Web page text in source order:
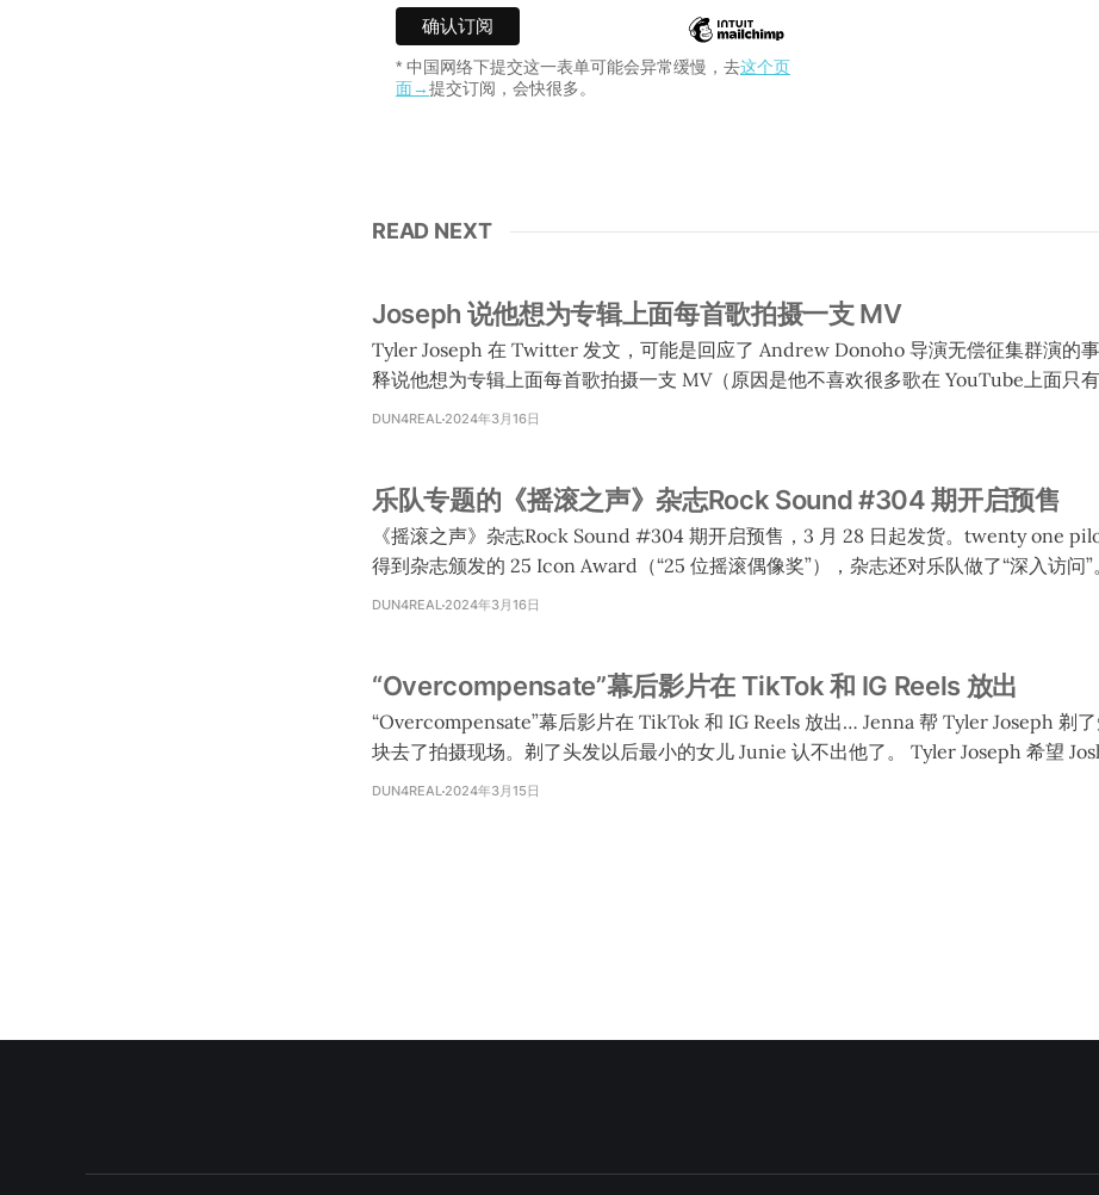
* 中国网络下提交这一表单可能会异常缓慢，去这个页
面→提交订阅，会快很多。
READ NEXT
Joseph 说他想为专辑上面每首歌拍摄一支 MV
Tyler Joseph 在 Twitter 发文，可能是回应了 Andrew Donoho 导演无偿征集群演的
释说他想为专辑上面每首歌拍摄一支 MV（原因是他不喜欢很多歌在 YouTube上面只
visualizer），当中一些 MV 会是低成本作品。一共 13 首歌，当中一首有两个版本（估
一支 MV，Josh 说他还要一段时间考虑。Joseph 说如果有后续的话他会继续更新此事。
DUN4REAL 2024年3月16日
乐队专题的《摇滚之声》杂志Rock Sound #304 期开启预售
《摇滚之声》杂志Rock Sound #304 期开启预售，3 月 28 日起发货。twenty one
得到杂志颁发的 25 Icon Award（“25 位摇滚偶像奖”），杂志还对乐队做了“深入访问”。 购买链接
us.shop.rocksound.tv/~ Twenty One Pilots are Rock Sound 25 Icons As they accept their Icon
DUN4REAL 2024年3月16日
“Overcompensate”幕后影片在 TikTok 和 IG Reels 放出
“Overcompensate”幕后影片在 TikTok 和 IG Reels 放出… Jenna 帮 Tyler Joseph 剃了短头发，她也一
块去了拍摄现场。剃了头发以后最小的女儿 Junie 认不出他了。 Tyler Joseph 希望 Josh 染红头发，但
是他只染了鬓角和边上的地方。Joseph 觉得他染得不够多，在镜头上不明显。 Tyler Joseph 让 Josh
DUN4REAL 2024年3月15日